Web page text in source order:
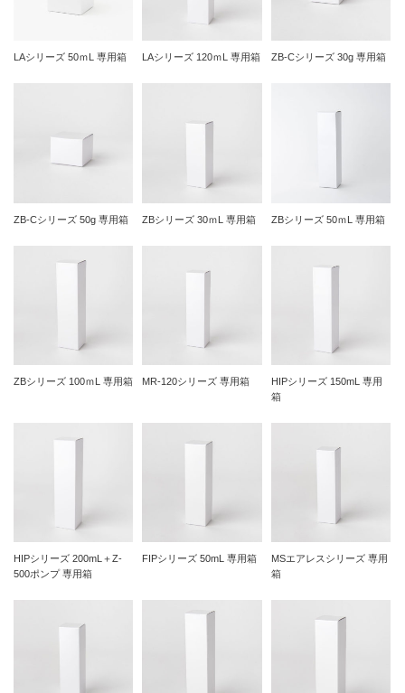
LAシリーズ 50ｍL 専用箱 LAシリーズ 120ｍL 専用箱 ZB-Cシリーズ 30g 専用箱
ZB-Cシリーズ 50g 専用箱 ZBシリーズ 30ｍL 専用箱 ZBシリーズ 50ｍL 専用箱
ZBシリーズ 100ｍL 専用箱 MR-120シリーズ 専用箱
HIPシリーズ 150mL 専用
箱
HIPシリーズ 200mL＋Z-
500ポンプ 専用箱
FIPシリーズ 50mL 専用箱
MSエアレスシリーズ 専用
箱